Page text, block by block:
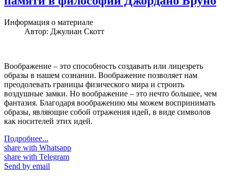
Информация о материале
Автор: Джулиан Скотт
Воображение – это способность создавать или лицезреть
образы в нашем сознании. Воображение позволяет нам
преодолевать границы физического мира и строить
воздушные замки. Но воображение – это нечто большее, чем
фантазия. Благодаря воображению мы можем воспринимать
образы, являющие собой отражения идей, в виде символов
как носителей этих идей.
Подробнее...
share with Whatsapp
share with Telegram
Send by email